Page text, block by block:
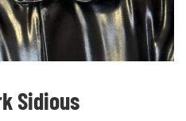
Sidious